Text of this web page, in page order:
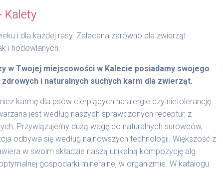
Kalety
i dla każdej rasy. Zalecana zarówno dla zwierząt
i hodowlanych.
w Twojej miejscowości w Kalecie posiadamy swojego
i naturalnych suchych karm dla zwierząt.
karmę dla psów cierpiących na alergie czy nietolerancję
jest według naszych sprawdzonych receptur, z
Przywiązujemy dużą wagę do naturalnych surowców,
odbywa się według najnowszych technologii. Większość z
w swoim składzie naszą unikalną kompozycję alg
gospodarki mineralnej w organizmie. W katalogu